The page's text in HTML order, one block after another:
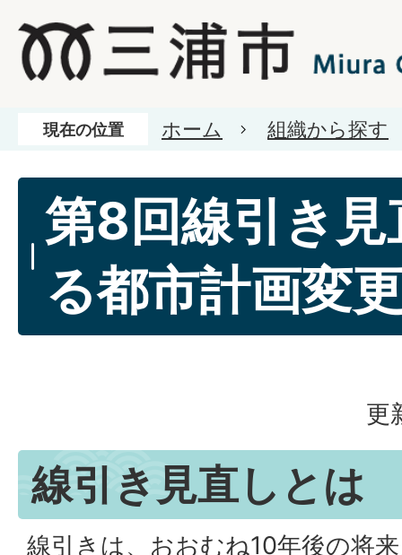
現在の位置 ホーム 組織から探す
第8回線引き
る都市計画変
更
線引き見直しとは
線引きは、おおむね10年後の将